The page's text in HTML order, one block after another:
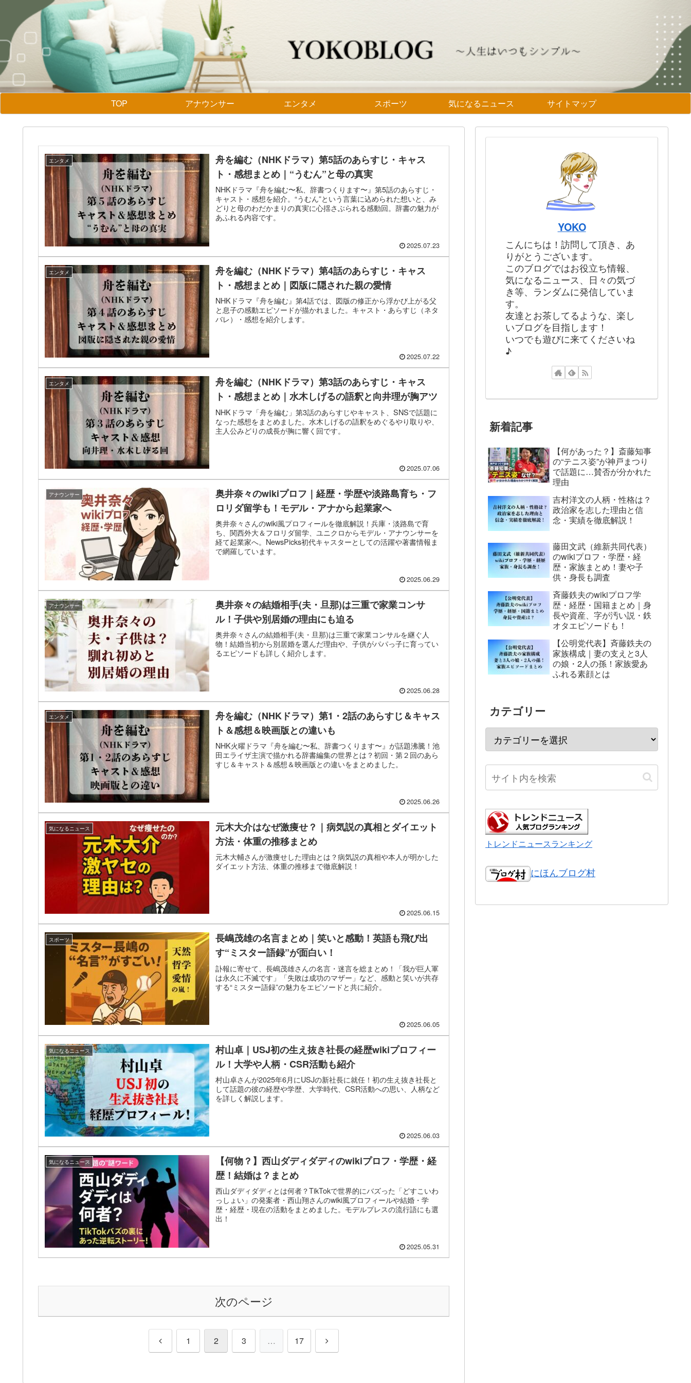
TOP アナウンサー エンタメ スポーツ 気になるニュース サイトマップ
エンタメ
舟を編む（NHKドラマ）第5話のあらすじ・キャス
ト・感想まとめ｜“うむん”と母の真実
NHKドラマ『舟を編む〜私、辞書つくります〜』第5話のあらすじ・
キャスト・感想を紹介。“うむん”という言葉に込められた想いと、み
どりと母のわだかまりの真実に心揺さぶられる感動回。辞書の魅力が
あふれる内容です。
2025.07.23
エンタメ
舟を編む（NHKドラマ）第4話のあらすじ・キャス
ト・感想まとめ｜図版に隠された親の愛情
NHKドラマ『舟を編む』第4話では、図版の修正から浮かび上がる父
と息子の感動エピソードが描かれました。キャスト・あらすじ（ネタ
バレ）・感想を紹介します。
2025.07.22
エンタメ
舟を編む（NHKドラマ）第3話のあらすじ・キャス
ト・感想まとめ｜水木しげるの語釈と向井理が胸アツ
NHKドラマ「舟を編む」第3話のあらすじやキャスト、SNSで話題に
なった感想をまとめました。水木しげるの語釈をめぐるやり取りや、
主人公みどりの成長が胸に響く回です。
2025.07.06
アナウンサー
奥井奈々のwikiプロフ｜経歴・学歴や淡路島育ち・フ
ロリダ留学も！モデル・アナから起業家へ
奥井奈々さんのwiki風プロフィールを徹底解説！兵庫・淡路島で育
ち、関西外大＆フロリダ留学、ユニクロからモデル・アナウンサーを
経て起業家へ。NewsPicks初代キャスターとしての活躍や著書情報ま
で網羅しています。
2025.06.29
アナウンサー
奥井奈々の結婚相手(夫・旦那)は三重で家業コンサ
ル！子供や別居婚の理由にも迫る
奥井奈々さんの結婚相手(夫・旦那)は三重で家業コンサルを継ぐ人
物！結婚当初から別居婚を選んだ理由や、子供がパパっ子に育ってい
るエピソードも詳しく紹介します。
2025.06.28
エンタメ
舟を編む（NHKドラマ）第1・2話のあらすじ＆キャス
ト＆感想＆映画版との違いも
NHK火曜ドラマ『舟を編む〜私、辞書つくります〜』が話題沸騰！池
田エライザ主演で描かれる辞書編集の世界とは？初回・第２回のあら
すじ＆キャスト＆感想＆映画版との違いをまとめました。
2025.06.26
気になるニュース
元木大介はなぜ激痩せ？｜病気説の真相とダイエット
方法・体重の推移まとめ
元木大輔さんが激痩せした理由とは？病気説の真相や本人が明かした
ダイエット方法、体重の推移まで徹底解説！
2025.06.15
スポーツ
長嶋茂雄の名言まとめ｜笑いと感動！英語も飛び出
す“ミスター語録”が面白い！
訃報に寄せて、長嶋茂雄さんの名言・迷言を総まとめ！「我が巨人軍
は永久に不滅です」「失敗は成功のマザー」など、感動と笑いが共存
する“ミスター語録”の魅力をエピソードと共に紹介。
2025.06.05
気になるニュース
村山卓｜USJ初の生え抜き社長の経歴wikiプロフィー
ル！大学や人柄・CSR活動も紹介
村山卓さんが2025年6月にUSJの新社長に就任！初の生え抜き社長と
して話題の彼の経歴や学歴、大学時代、CSR活動への思い、人柄など
を詳しく解説します。
2025.06.03
気になるニュース
【何物？】西山ダディダディのwikiプロフ・学歴・経
歴！結婚は？まとめ
西山ダディダディとは何者？TikTokで世界的にバズった「どすこいわ
っしょい」の発案者・西山翔さんのwiki風プロフィールや結婚・学
歴・経歴・現在の活動をまとめました。モデルプレスの流行語にも選
出！
2025.05.31
次のページ
前
1 2 3 … 17
次
YOKO
こんにちは！訪問して頂き、あ
りがとうございます。
このブログではお役立ち情報、
気になるニュース、日々の気づ
き等、ランダムに発信していま
す。
友達とお茶してるような、楽し
いブログを目指します！
いつでも遊びに来てくださいね
♪
新着記事
【何があった？】斎藤知事
の“テニス姿”が神戸まつり
で話題に…賛否が分かれた
理由
吉村洋文の人柄・性格は？
政治家を志した理由と信
念・実績を徹底解説！
藤田文武（維新共同代表）
のwikiプロフ・学歴・経
歴・家族まとめ！妻や子
供・身長も調査
斉藤鉄夫のwikiプロフ学
歴・経歴・国籍まとめ｜身
長や資産、字が汚い説・鉄
オタエピソードも！
【公明党代表】斉藤鉄夫の
家族構成｜妻の支えと3人
の娘・2人の孫！家族愛あ
ふれる素顔とは
カテゴリー
トレンドニュースランキング
にほんブログ村